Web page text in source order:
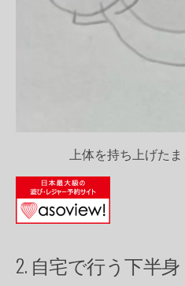
上体を持ち上げた
2. 自宅で行う下半